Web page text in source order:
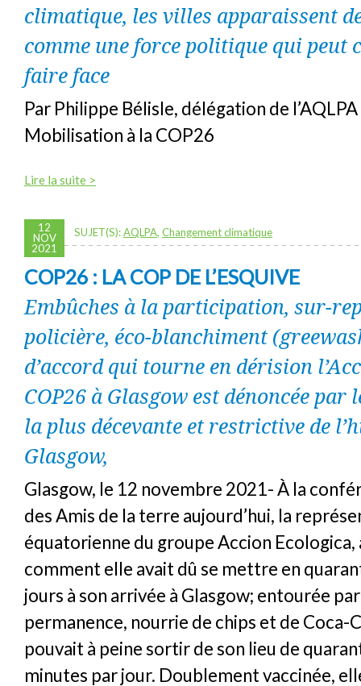
climatique, les villes apparaissent
comme une force politique qui peut
faire face
Par Philippe Bélisle, délégation de
Mobilisation à la COP26
Lire la suite >
12
NOV
2021
SUJET(S):AQLPA, Changement climatique
COP26 : LA COP DE L’ESQUIVE
Embûches à la participation, sur-
policière, éco-blanchiment
d’accord qui tourne en dérision
COP26 à Glasgow est dénoncée par
la plus décevante et restrictive de
Glasgow,
Glasgow, le 12 novembre 2021- À la
des Amis de la terre aujourd’hui, la
équatorienne du groupe Accion Ecologica,
comment elle avait dû se mettre en
jours à son arrivée à Glasgow; entourée
permanence, nourrie de chips et de Coca-
pouvait à peine sortir de son lieu de
minutes par jour. Doublement vaccinée,